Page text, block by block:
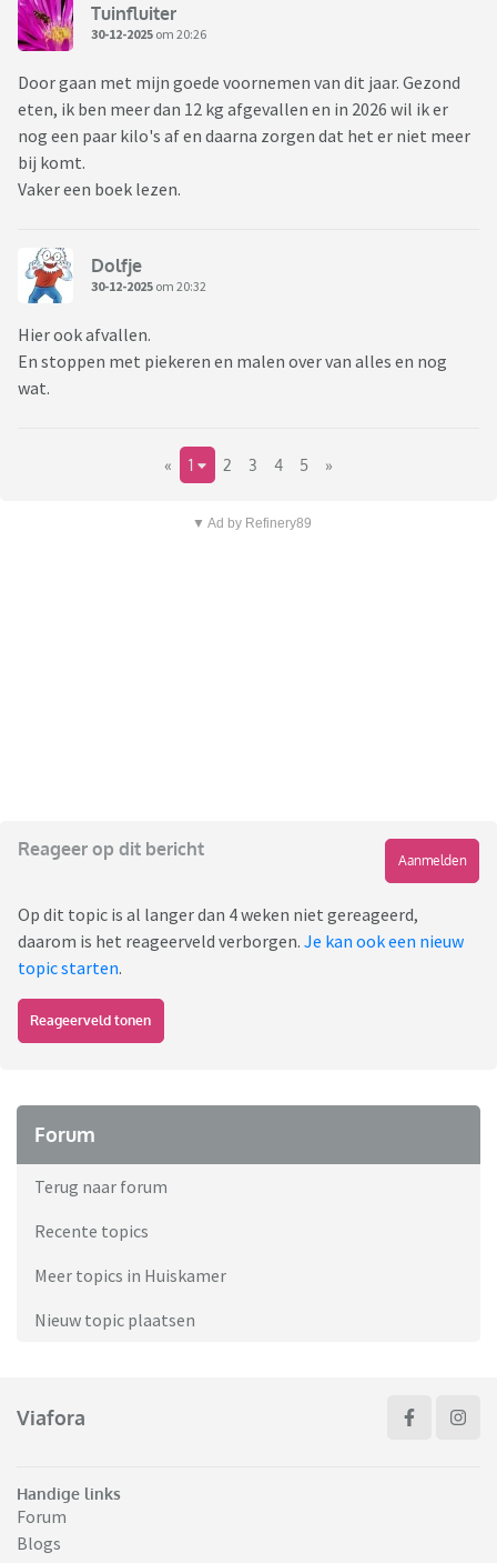
Tuinfluiter
30-12-2025 om 20:26
Door gaan met mijn goede voornemen van dit jaar. Gezond
eten, ik ben meer dan 12 kg afgevallen en in 2026 wil ik er
nog een paar kilo's af en daarna zorgen dat het er niet meer
bij komt.
Vaker een boek lezen.
Dolfje
30-12-2025 om 20:32
Hier ook afvallen.
En stoppen met piekeren en malen over van alles en nog
wat.
« 1 2 3 4 5 »
▼ Ad by Refinery89
Reageer op dit bericht
Aanmelden
Op dit topic is al langer dan 4 weken niet gereageerd,
daarom is het reageerveld verborgen. Je kan ook een nieuw
topic starten.
Reageerveld tonen
Forum
Terug naar forum
Recente topics
Meer topics in Huiskamer
Nieuw topic plaatsen
Viafora
Handige links
Forum
Blogs